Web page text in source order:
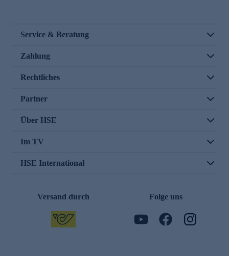
Service & Beratung
Zahlung
Rechtliches
Partner
Über HSE
Im TV
HSE International
Versand durch Folge uns